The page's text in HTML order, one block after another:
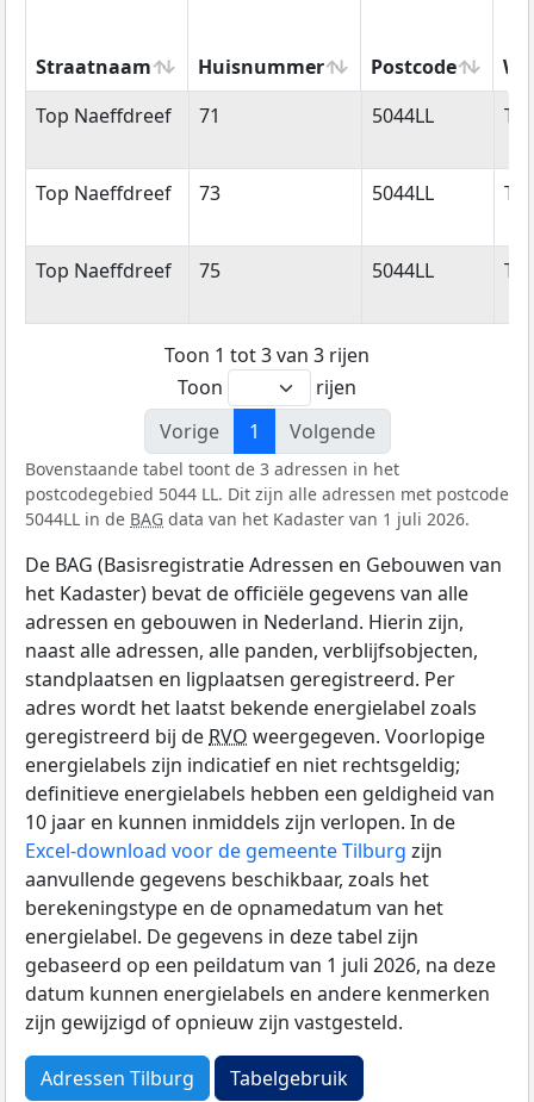
Straatnaam Huisnummer Postcode
Straatnaam
Huisnummer Postcode
Top Naeffdreef 71 5044LL
Top Naeffdreef 73 5044LL
Top Naeffdreef 75 5044LL
Toon 1 tot 3 van 3 rijen
Toon
rijen
Vorige
1 Volgende
Bovenstaande tabel toont de 3 adressen in het
postcodegebied 5044 LL. Dit zijn alle adressen met postcode
5044LL in de BAG data van het Kadaster van 1 juli 2026.
De BAG (Basisregistratie Adressen en Gebouwen van
het Kadaster) bevat de officiële gegevens van alle
adressen en gebouwen in Nederland. Hierin zijn,
naast alle adressen, alle panden, verblijfsobjecten,
standplaatsen en ligplaatsen geregistreerd. Per
adres wordt het laatst bekende energielabel zoals
geregistreerd bij de RVO weergegeven. Voorlopige
energielabels zijn indicatief en niet rechtsgeldig;
definitieve energielabels hebben een geldigheid van
10 jaar en kunnen inmiddels zijn verlopen. In de
Excel-download voor de gemeente Tilburg zijn
aanvullende gegevens beschikbaar, zoals het
berekeningstype en de opnamedatum van het
energielabel. De gegevens in deze tabel zijn
gebaseerd op een peildatum van 1 juli 2026, na deze
datum kunnen energielabels en andere kenmerken
zijn gewijzigd of opnieuw zijn vastgesteld.
Adressen Tilburg Tabelgebruik